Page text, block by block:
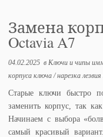
Замена
Octavia A7
04.02.2025 в Ключи и чипы
корпуса ключа/нарезка
Старые ключи быстро
заменить корпус, так
Начинаем с выбора
самый красивый